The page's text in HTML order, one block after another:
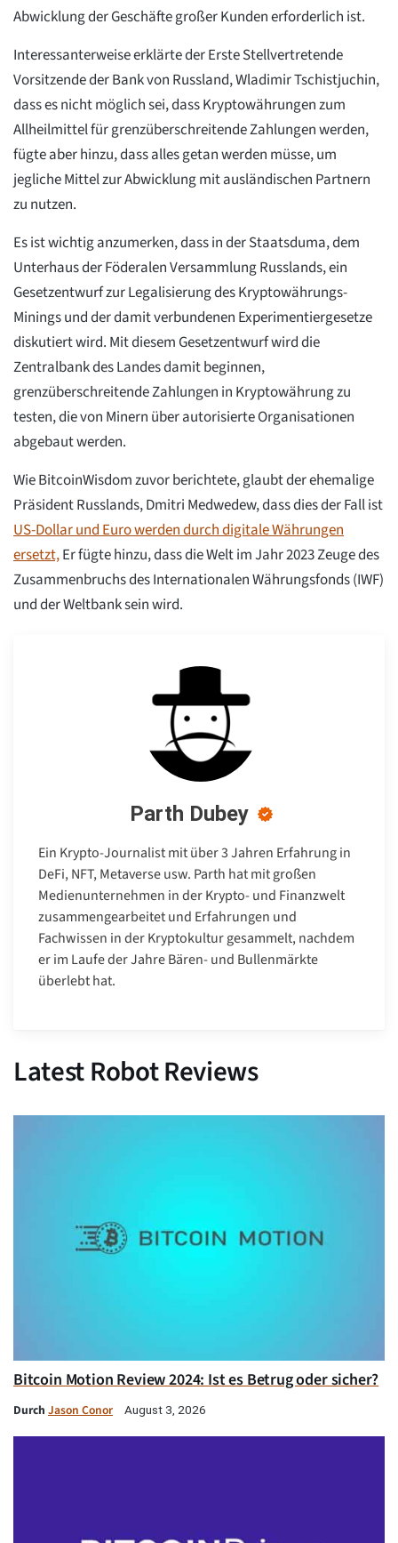
Abwicklung der Geschäfte großer Kunden erforderlich ist.
Interessanterweise erklärte der Erste Stellvertretende
Vorsitzende der Bank von Russland, Wladimir Tschistjuchin,
dass es nicht möglich sei, dass Kryptowährungen zum
Allheilmittel für grenzüberschreitende Zahlungen werden,
fügte aber hinzu, dass alles getan werden müsse, um
jegliche Mittel zur Abwicklung mit ausländischen Partnern
zu nutzen.
Es ist wichtig anzumerken, dass in der Staatsduma, dem
Unterhaus der Föderalen Versammlung Russlands, ein
Gesetzentwurf zur Legalisierung des Kryptowährungs-
Minings und der damit verbundenen Experimentiergesetze
diskutiert wird. Mit diesem Gesetzentwurf wird die
Zentralbank des Landes damit beginnen,
grenzüberschreitende Zahlungen in Kryptowährung zu
testen, die von Minern über autorisierte Organisationen
abgebaut werden.
Wie BitcoinWisdom zuvor berichtete, glaubt der ehemalige
Präsident Russlands, Dmitri Medwedew, dass dies der Fall ist
US-Dollar und Euro werden durch digitale Währungen
ersetzt,Er fügte hinzu, dass die Welt im Jahr 2023 Zeuge des
Zusammenbruchs des Internationalen Währungsfonds (IWF)
und der Weltbank sein wird.
Parth Dubey
Ein Krypto-Journalist mit über 3 Jahren Erfahrung in
DeFi, NFT, Metaverse usw. Parth hat mit großen
Medienunternehmen in der Krypto- und Finanzwelt
zusammengearbeitet und Erfahrungen und
Fachwissen in der Kryptokultur gesammelt, nachdem
er im Laufe der Jahre Bären- und Bullenmärkte
überlebt hat.
Latest Robot Reviews
Bitcoin Motion Review 2024: Ist es Betrug oder sicher?
Durch Jason Conor August 3, 2026